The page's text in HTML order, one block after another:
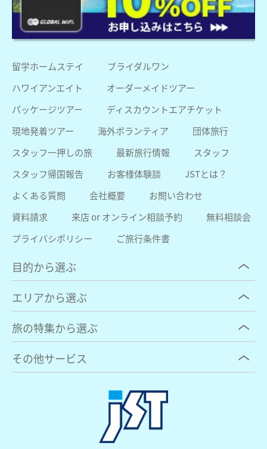
留学ホームステイ
ブライダルワン
ハワイアンエイト
オーダーメイドツアー
パッケージツアー
ディスカウントエアチケット
現地発着ツアー
海外ボランティア
団体旅行
スタッフ一押しの旅
最新旅行情報
スタッフ
スタッフ帰国報告
お客様体験談
JSTとは？
よくある質問
会社概要
お問い合わせ
資料請求
来店 or オンライン相談予約
無料相談会
プライバシポリシー
ご旅行条件書
目的から選ぶ
エリアから選ぶ
旅の特集から選ぶ
その他サービス